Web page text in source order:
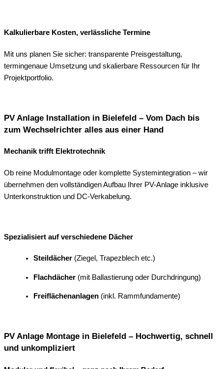
Kalkulierbare Kosten, verlässliche Termine
Mit uns planen Sie sicher: transparente Preisgestaltung,
termingenaue Umsetzung und skalierbare Ressourcen für Ihr
Projektportfolio.
PV Anlage Installation in Bielefeld – Vom Dach bis
zum Wechselrichter alles aus einer Hand
Mechanik trifft Elektrotechnik
Ob reine Modulmontage oder komplette Systemintegration – wir
übernehmen den vollständigen Aufbau Ihrer PV-Anlage inklusive
Unterkonstruktion und DC-Verkabelung.
Spezialisiert auf verschiedene Dächer
Steildächer (Ziegel, Trapezblech etc.)
Flachdächer (mit Ballastierung oder Durchdringung)
Freiflächenanlagen (inkl. Rammfundamente)
PV Anlage Montage in Bielefeld – Hochwertig, schnell
und unkompliziert